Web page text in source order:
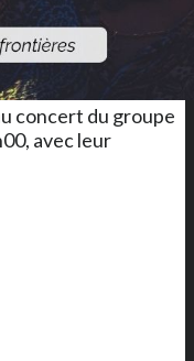
concert du groupe
avec leur